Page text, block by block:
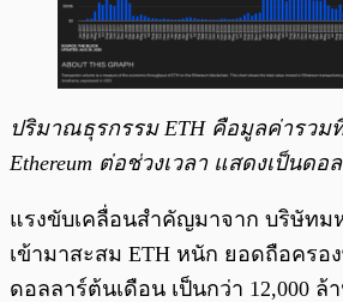
ปริมาณธุรกรรม ETH คือมูลค่ารวม
Ethereum ต่อช่วงเวลา แสดงเป็นดอ
แรงขับเคลื่อนสำคัญมาจาก บริษัทม
เข้ามาสะสม ETH หนัก ยอดถือครอ
ดอลลาร์ต้นเดือน เป็นกว่า 12,000